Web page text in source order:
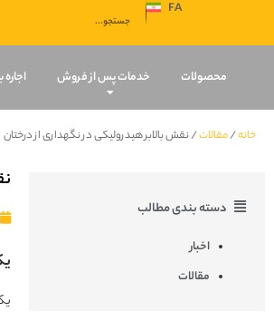
FA
صفحه نخست
محصولات خدمات پس از فروش اجاره
خانه/مقالات/نقش بالابر هیدرولیکی در نگهداری از درختان
دسته بندی مطالب
اخبار
مقالات